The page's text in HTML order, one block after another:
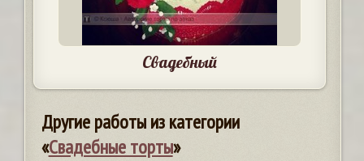
Свадебный
Другие работы из категории
«Свадебные торты»